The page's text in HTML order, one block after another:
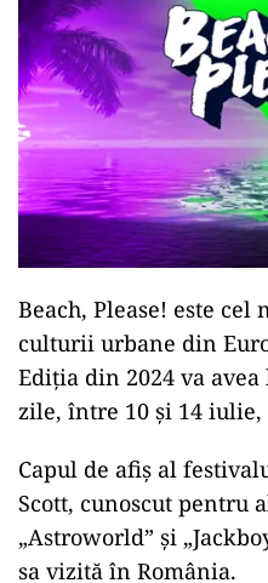
Beach, Please! este
culturii urbane din
Ediția din 2024 va
zile, între 10 și 14 iulie,
Capul de afiș al
Scott, cunoscut pentru
„Astroworld” și
sa vizită în România.